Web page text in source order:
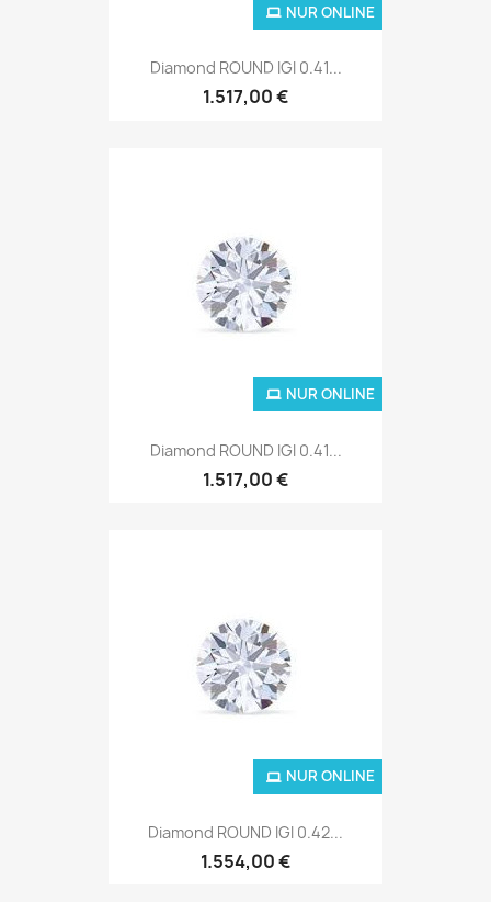
Diamond ROUND IGI 0.41...
1.517,00 €
NUR ONLINE
Diamond ROUND IGI 0.41...
1.517,00 €
NUR ONLINE
Diamond ROUND IGI 0.42...
1.554,00 €
NUR ONLINE